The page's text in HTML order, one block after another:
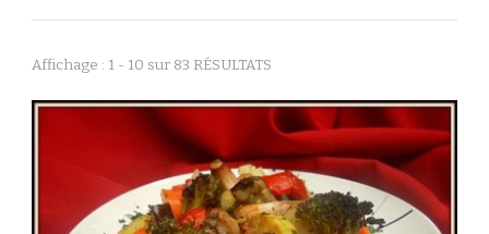
Affichage : 1 - 10 sur 83 RÉSULTATS